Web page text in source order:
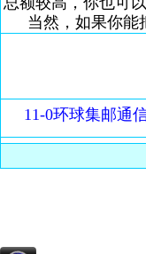
当然，如果你能
11-0环球集邮通